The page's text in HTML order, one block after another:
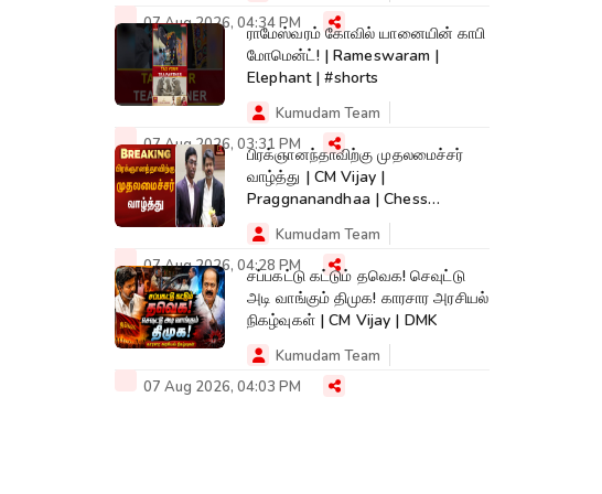
07 Aug 2026, 04:34 PMராமேஸ்வரம் கோவில் யானையின் காபி
மோமென்ட்! | Rameswaram |
Elephant | #shorts
Kumudam Team
07 Aug 2026, 03:31 PMபிரக்ஞானந்தாவிற்கு முதலமைச்சர்
வாழ்த்து | CM Vijay |
Praggnanandhaa | Chess
Champion |KumudamNews
Kumudam Team
07 Aug 2026, 04:28 PMசப்பகட்டு கட்டும் தவெக! செவுட்டு
அடி வாங்கும் திமுக! காரசார அரசியல்
நிகழ்வுகள் | CM Vijay | DMK
Kumudam Team
07 Aug 2026, 04:03 PM